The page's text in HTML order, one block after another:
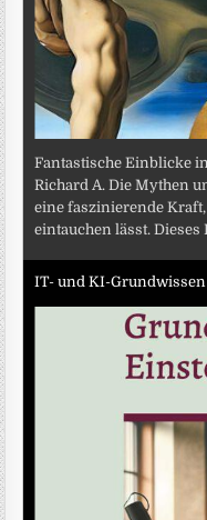
Fantastische Einblicke
Richard A. Die Mythen
eine faszinierende
eintauchen lässt. Dieses
IT- und KI-